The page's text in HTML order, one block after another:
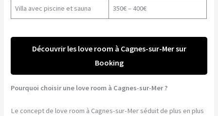
Villa avec piscine et sauna 350€ – 400€
Découvrir les love room à Cagnes-sur-Mer sur
Booking
Pourquoi choisir une love room à Cagnes-sur-Mer ?
Le concept de love room à Cagnes-sur-Mer séduit de plus en plus